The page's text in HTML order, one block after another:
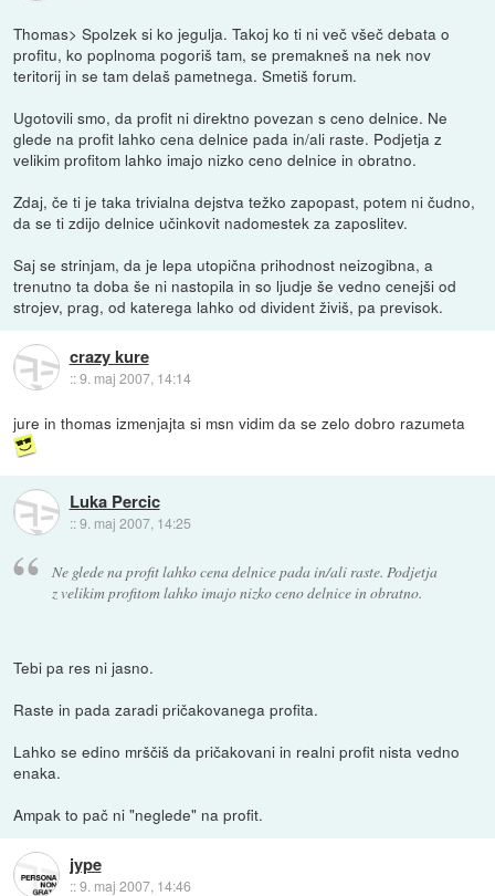
Thomas> Spolzek si ko jegulja. Takoj ko ti ni več všeč debata o
profitu, ko poplnoma pogoriš tam, se premakneš na nek nov
teritorij in se tam delaš pametnega. Smetiš forum.
Ugotovili smo, da profit ni direktno povezan s ceno delnice. Ne
glede na profit lahko cena delnice pada in/ali raste. Podjetja z
velikim profitom lahko imajo nizko ceno delnice in obratno.
Zdaj, če ti je taka trivialna dejstva težko zapopast, potem ni čudno,
da se ti zdijo delnice učinkovit nadomestek za zaposlitev.
Saj se strinjam, da je lepa utopična prihodnost neizogibna, a
trenutno ta doba še ni nastopila in so ljudje še vedno cenejši od
strojev, prag, od katerega lahko od divident živiš, pa previsok.
crazy kure
::9. maj 2007, 14:14
jure in thomas izmenjajta si msn vidim da se zelo dobro razumeta
Luka Percic
::9. maj 2007, 14:25
Ne glede na profit lahko cena delnice pada in/ali raste. Podjetja
z velikim profitom lahko imajo nizko ceno delnice in obratno.
Tebi pa res ni jasno.
Raste in pada zaradi pričakovanega profita.
Lahko se edino mrščiš da pričakovani in realni profit nista vedno
enaka.
Ampak to pač ni "neglede" na profit.
jype
::9. maj 2007, 14:46